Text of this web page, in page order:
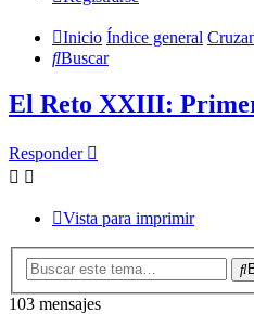
Inicio Índice general
Buscar
El Reto XXIII:
Responder
Vista para imprimir
103 mensajes